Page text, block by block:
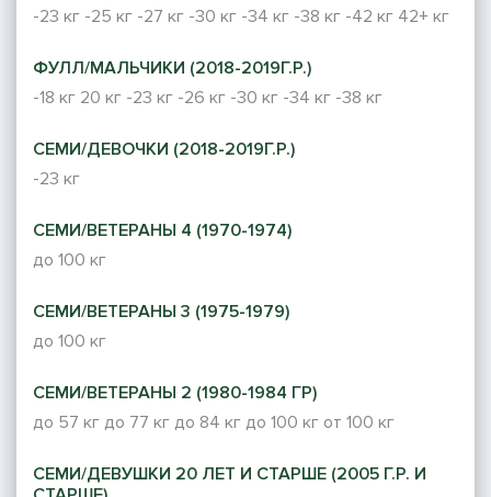
-23 кг -25 кг -27 кг -30 кг -34 кг -38 кг -42 кг 42+ кг
ФУЛЛ/МАЛЬЧИКИ (2018-2019Г.Р.)
-18 кг 20 кг -23 кг -26 кг -30 кг -34 кг -38 кг
СЕМИ/ДЕВОЧКИ (2018-2019Г.Р.)
-23 кг
СЕМИ/ВЕТЕРАНЫ 4 (1970-1974)
до 100 кг
СЕМИ/ВЕТЕРАНЫ 3 (1975-1979)
до 100 кг
СЕМИ/ВЕТЕРАНЫ 2 (1980-1984 ГР)
до 57 кг до 77 кг до 84 кг до 100 кг от 100 кг
СЕМИ/ДЕВУШКИ 20 ЛЕТ И СТАРШЕ (2005 Г.Р. И